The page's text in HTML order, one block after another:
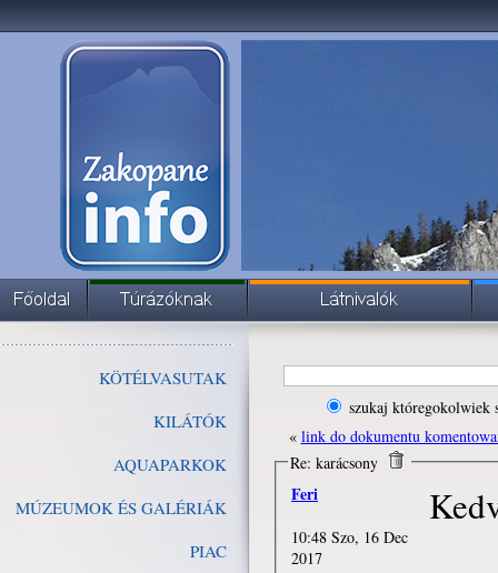
KÖTÉLVASUTAK
KILÁTÓK
AQUAPARKOK
MÚZEUMOK ÉS GALÉRIÁK
PIAC
szukaj któregokolwiek
« link do dokumentu
Re: karácsony
Feri
10:48 Szo, 16 Dec
2017